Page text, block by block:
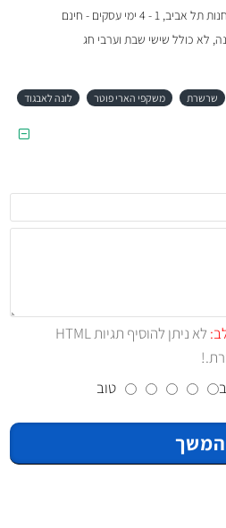
- 4 ימי עסקים - חינם
לא כולל שישי שבת וערבי חג
שרשרת משקפי הארי פוטר לונה לאבגוד
לא ניתן להוסיף תגיות HTML
טוב
המשך